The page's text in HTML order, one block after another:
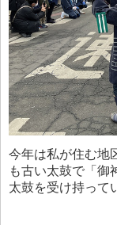
今年は私が住む地
も古い太鼓で「御
太鼓を受け持って